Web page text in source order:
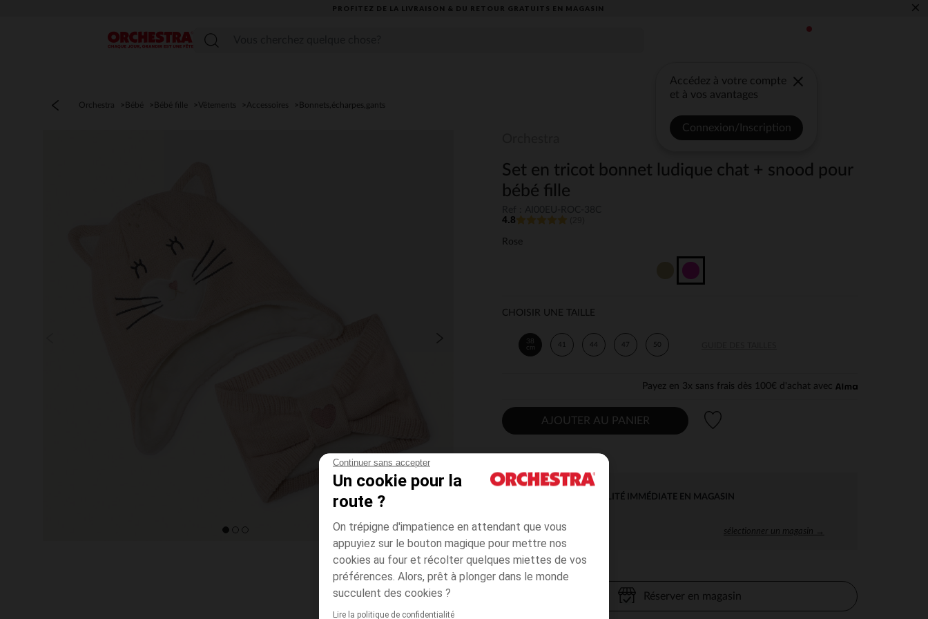
Continuer sans accepter
Un cookie pour la
route ?
On trépigne d'impatience en attendant que vous
appuyiez sur le bouton magique pour mettre nos
cookies au four et récolter quelques miettes de vos
préférences. Alors, prêt à plonger dans le monde
succulent des cookies ?
Lire la politique de confidentialité
PROFITEZ DE LA LIVRAISON & DU RETOUR GRATUITS EN MAGASIN​ ×
Menu
Accédez à votre compte
et à vos avantages
Connexion/Inscription
Orchestra Bébé Bébé fille Vêtements Accessoires Bonnets,écharpes,gants
Set en tricot bonnet ludique chat + snood pour
bébé fille
4.8
Rose
CHOISIR UNE TAILLE
38
cm
41 44 47 50
Payez en 3x sans frais dès 100€ d'achat avec
AJOUTER AU PANIER
DISPONIBILITÉ IMMÉDIATE EN MAGASIN
sélectionner un magasin →
Réserver en magasin